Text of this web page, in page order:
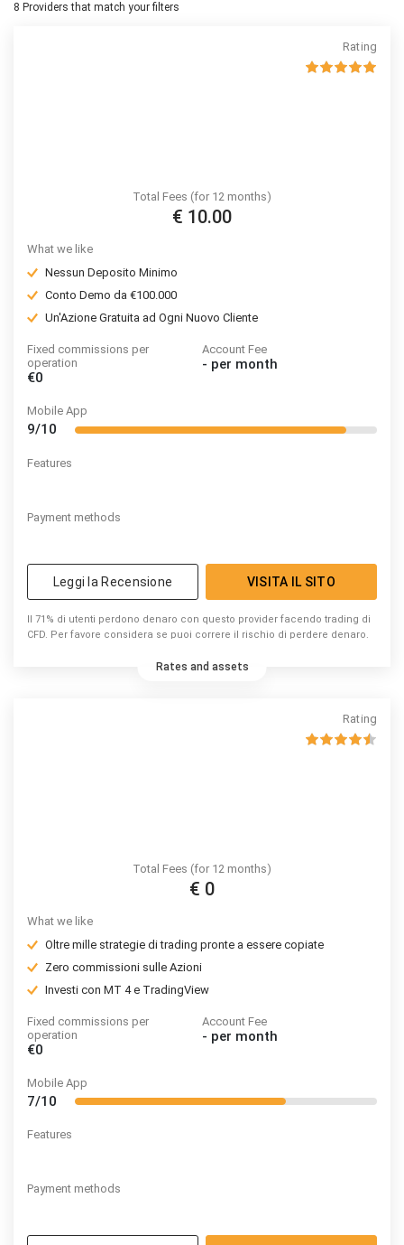
8 Providers that match your filters
Rating
Total Fees (for 12 months)
€ 10.00
What we like
Nessun Deposito Minimo
Conto Demo da €100.000
Un'Azione Gratuita ad Ogni Nuovo Cliente
Fixed commissions per
operation
€0
Account Fee
- per month
Mobile App
9/10
Features
Payment methods
Leggi la Recensione VISITA IL SITO
Il 71% di utenti perdono denaro con questo provider facendo trading di
CFD. Per favore considera se puoi correre il rischio di perdere denaro.
Rates and assets
Rating
Total Fees (for 12 months)
€ 0
What we like
Oltre mille strategie di trading pronte a essere copiate
Zero commissioni sulle Azioni
Investi con MT 4 e TradingView
Fixed commissions per
operation
€0
Account Fee
- per month
Mobile App
7/10
Features
Payment methods